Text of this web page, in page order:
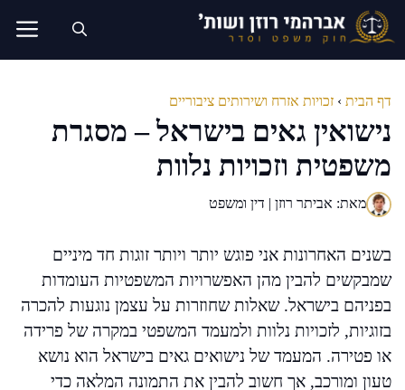
לדלג
לתוכן
דף הבית › זכויות אזרח ושירותים ציבוריים
נישואין גאים בישראל – מסגרת
משפטית וזכויות נלוות
מאת: אביתר רוזן | דין ומשפט
בשנים האחרונות אני פוגש יותר ויותר זוגות חד מיניים
שמבקשים להבין מהן האפשרויות המשפטיות העומדות
בפניהם בישראל. שאלות שחוזרות על עצמן נוגעות להכרה
בזוגיות, לזכויות נלוות ולמעמד המשפטי במקרה של פרידה
או פטירה. המעמד של נישואים גאים בישראל הוא נושא
טעון ומורכב, אך חשוב להבין את התמונה המלאה כדי